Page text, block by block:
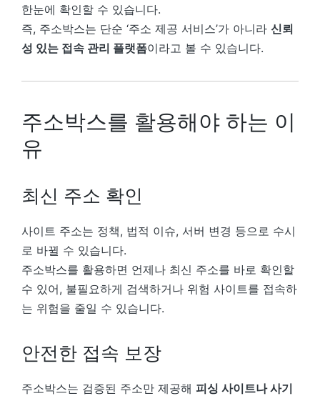
한눈에 확인할 수 있습니다.
즉, 주소박스는 단순 ‘주소 제공 서비스’가 아니라 신뢰
성 있는 접속 관리 플랫폼이라고 볼 수 있습니다.
주소박스를 활용해야 하는 이
유
최신 주소 확인
사이트 주소는 정책, 법적 이슈, 서버 변경 등으로 수시
로 바뀔 수 있습니다.
주소박스를 활용하면 언제나 최신 주소를 바로 확인할
수 있어, 불필요하게 검색하거나 위험 사이트를 접속하
는 위험을 줄일 수 있습니다.
안전한 접속 보장
주소박스는 검증된 주소만 제공해 피싱 사이트나 사기